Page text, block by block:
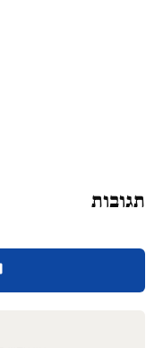
תגובות